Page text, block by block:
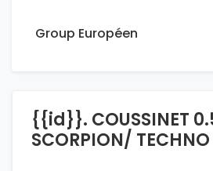
Group Européen
{{id}}. COUSSINET
SCORPION/ TECHNO